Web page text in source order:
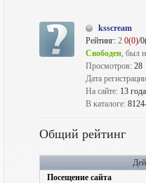
ksscream
Рейтинг: 2 0(0)/
Свободен, был
Просмотров: 28
Дата
На сайте: 13
В каталоге:
Общий рейтинг
Посещение сайта